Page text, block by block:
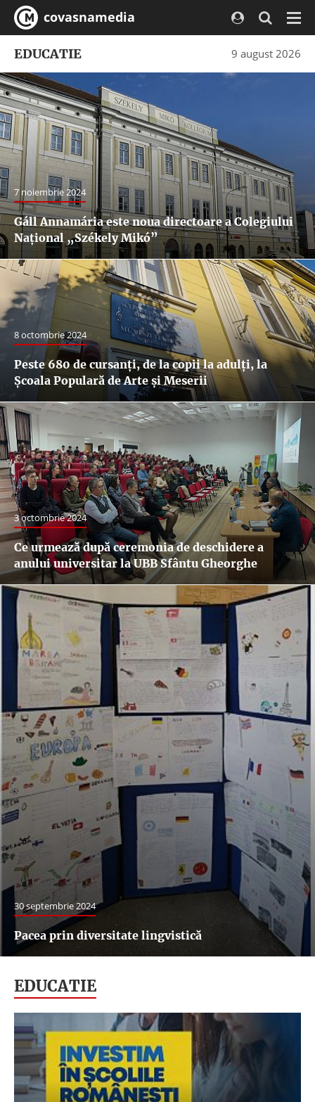
covasnamedia
9 august 2026
EDUCATIE
7 noiembrie 2024
Gáll Annamária este noua directoare a Colegiului
Național „Székely Mikó”
8 octombrie 2024
Peste 680 de cursanți, de la copii la adulți, la
Școala Populară de Arte și Meserii
3 octombrie 2024
Ce urmează după ceremonia de deschidere a
anului universitar la UBB Sfântu Gheorghe
30 septembrie 2024
Pacea prin diversitate lingvistică
EDUCATIE